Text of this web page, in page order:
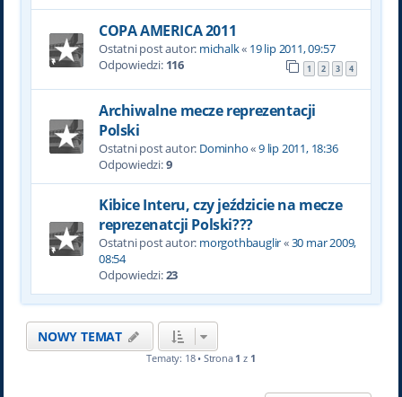
COPA AMERICA 2011
Ostatni post autor: michalk« 19 lip 2011, 09:57
Odpowiedzi: 116 1 2 3 4
Archiwalne mecze reprezentacji
Polski
Ostatni post autor: Dominho«9 lip 2011, 18:36
Odpowiedzi:9
Kibice Interu, czy jeździcie na mecze
reprezenatcji Polski???
Ostatni post autor: morgothbauglir«30 mar 2009,
08:54
Odpowiedzi:23
NOWY TEMAT
Tematy: 18 • Strona 1 z 1